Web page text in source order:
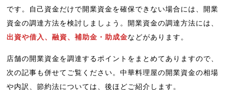
です。自己資金だけで開業資金を確保できない場合には、開業
資金の調達方法を検討しましょう。開業資金の調達方法には、
出資や借入、融資、補助金・助成金などがあります。
店舗の開業資金を調達するポイントをまとめてありますので、
次の記事も併せてご覧ください。中華料理屋の開業資金の相場
や内訳、節約法については、後ほどご紹介します。